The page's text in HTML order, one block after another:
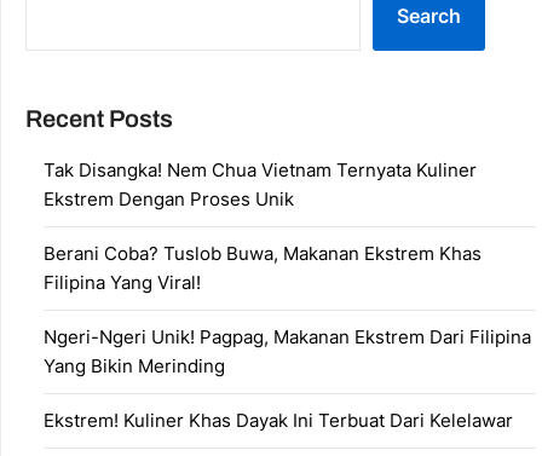
Search
Recent Posts
Tak Disangka! Nem Chua Vietnam Ternyata Kuliner
Ekstrem Dengan Proses Unik
Berani Coba? Tuslob Buwa, Makanan Ekstrem Khas
Filipina Yang Viral!
Ngeri-Ngeri Unik! Pagpag, Makanan Ekstrem Dari Filipina
Yang Bikin Merinding
Ekstrem! Kuliner Khas Dayak Ini Terbuat Dari Kelelawar